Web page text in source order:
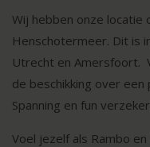
Wij hebben onze locatie
Henschotermeer. Dit is
Utrecht en Amersfoort.
de beschikking over
Spanning en fun
Voel jezelf als Rambo